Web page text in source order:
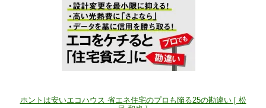
ホントは安いエコハウス 省エネ住宅のプロも陥る25の勘違い [ 松